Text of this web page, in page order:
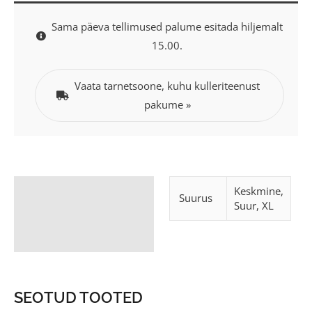
Sama päeva tellimused palume esitada hiljemalt
15.00.
Vaata tarnetsoone, kuhu kulleriteenust
pakume »
Suurus
Keskmine,
Suur, XL
SEOTUD TOOTED